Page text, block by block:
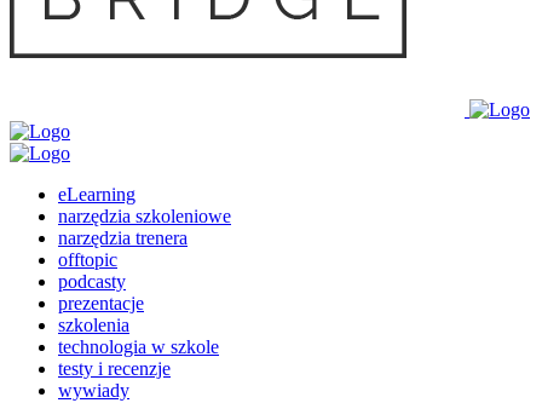
eLearning
narzędzia szkoleniowe
narzędzia trenera
offtopic
podcasty
prezentacje
szkolenia
technologia w szkole
testy i recenzje
wywiady